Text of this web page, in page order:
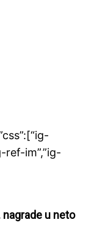
ref-im”,”ig-
u neto